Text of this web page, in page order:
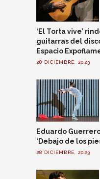
‘El Torta vive’
guitarras del
Espacio
28 DICIEMBRE, 2023
Eduardo
‘Debajo de los
28 DICIEMBRE, 2023